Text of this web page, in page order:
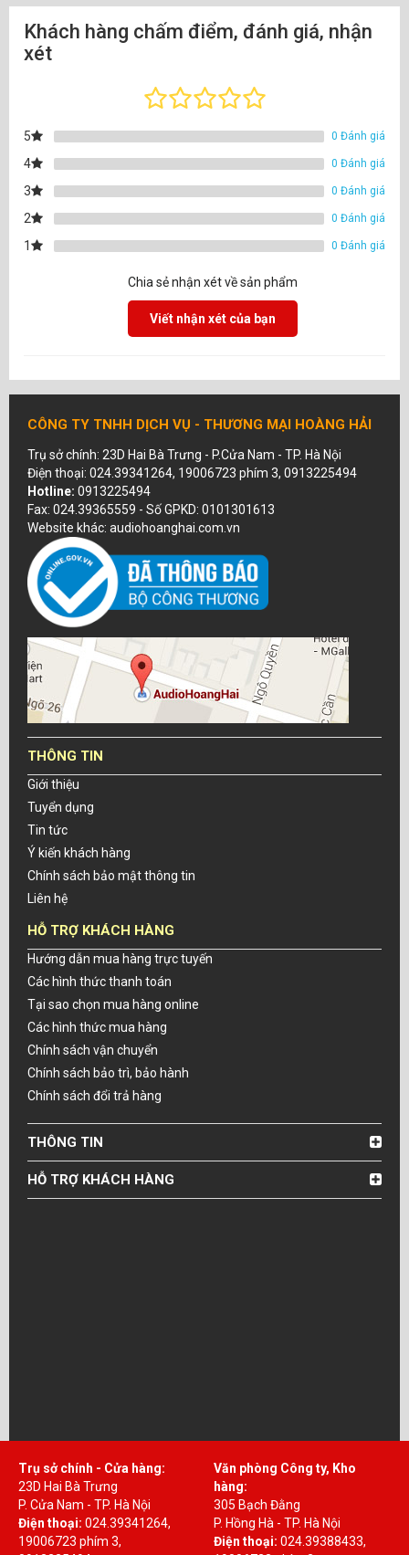
Khách hàng chấm điểm, đánh giá, nhận
xét
5 0 Đánh giá
4 0 Đánh giá
3 0 Đánh giá
2 0 Đánh giá
1 0 Đánh giá
Chia sẻ nhận xét về sản phẩm
Viết nhận xét của bạn
CÔNG TY TNHH DỊCH VỤ - THƯƠNG MẠI HOÀNG HẢI
Trụ sở chính: 23D Hai Bà Trưng - P.Cửa Nam - TP. Hà Nội
Điện thoại: 024.39341264, 19006723 phím 3, 0913225494
Hotline: 0913225494
Fax: 024.39365559 - Số GPKD: 0101301613
Website khác: audiohoanghai.com.vn
THÔNG TIN
Giới thiệu
Tuyển dụng
Tin tức
Ý kiến khách hàng
Chính sách bảo mật thông tin
Liên hệ
HỖ TRỢ KHÁCH HÀNG
Hướng dẫn mua hàng trực tuyến
Các hình thức thanh toán
Tại sao chọn mua hàng online
Các hình thức mua hàng
Chính sách vận chuyển
Chính sách bảo trì, bảo hành
Chính sách đổi trả hàng
THÔNG TIN
HỖ TRỢ KHÁCH HÀNG
Trụ sở chính - Cửa hàng:
23D Hai Bà Trưng
P. Cửa Nam - TP. Hà Nội
Điện thoại: 024.39341264,
19006723 phím 3,
Văn phòng Công ty, Kho
hàng:
305 Bạch Đằng
P. Hồng Hà - TP. Hà Nội
Điện thoại: 024.39388433,